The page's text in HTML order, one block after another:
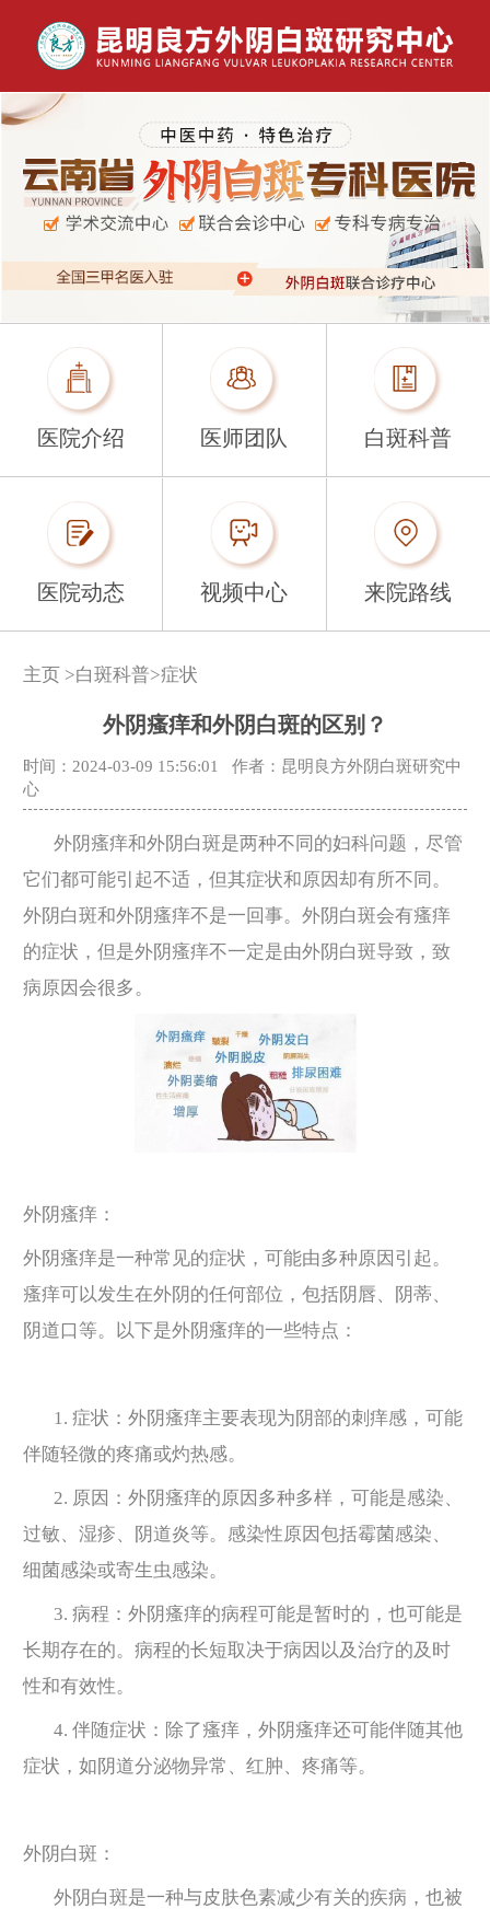
医院介绍 医师团队 白斑科普
医院动态 视频中心 来院路线
主页 >白斑科普>症状
外阴瘙痒和外阴白斑的区别？
时间：2024-03-09 15:56:01
作者：昆明良方外阴白斑研究中
心
外阴瘙痒和外阴白斑是两种不同的妇科问题，尽管
它们都可能引起不适，但其症状和原因却有所不同。
外阴白斑和外阴瘙痒不是一回事。外阴白斑会有瘙痒
的症状，但是外阴瘙痒不一定是由外阴白斑导致，致
病原因会很多。
外阴瘙痒：
外阴瘙痒是一种常见的症状，可能由多种原因引起。
瘙痒可以发生在外阴的任何部位，包括阴唇、阴蒂、
阴道口等。以下是外阴瘙痒的一些特点：
1. 症状：外阴瘙痒主要表现为阴部的刺痒感，可能
伴随轻微的疼痛或灼热感。
2. 原因：外阴瘙痒的原因多种多样，可能是感染、
过敏、湿疹、阴道炎等。感染性原因包括霉菌感染、
细菌感染或寄生虫感染。
3. 病程：外阴瘙痒的病程可能是暂时的，也可能是
长期存在的。病程的长短取决于病因以及治疗的及时
性和有效性。
4. 伴随症状：除了瘙痒，外阴瘙痒还可能伴随其他
症状，如阴道分泌物异常、红肿、疼痛等。
外阴白斑：
外阴白斑是一种与皮肤色素减少有关的疾病，也被